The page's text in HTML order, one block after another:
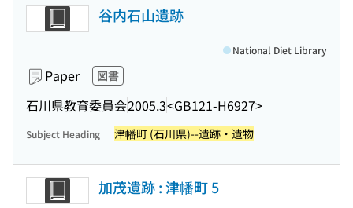
谷内石山遺跡
Paper 図書
石川県教育委員会2005.3<GB121-H6927>
National Diet Library
Subject Heading 津幡町 (石川県)--遺跡・遺物
加茂遺跡 : 津幡町 5